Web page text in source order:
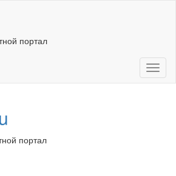
портал
портал